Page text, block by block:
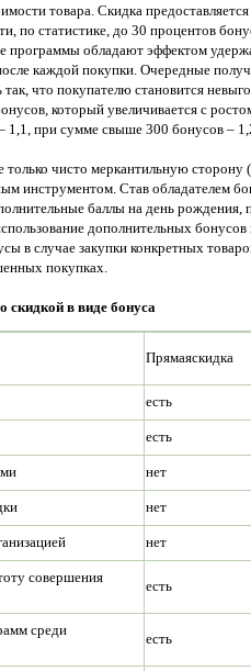
товара. Скидка
по статистике, до 30 процентов
обладают эффектом
каждой покупки. Очередные
так, что покупателю становится
который увеличивается с
1,1, при сумме свыше 300 бонусов –
чисто меркантильную
инструментом. Став обладателем
баллы на день
дополнительных
в случае закупки конкретных
покупках.
скидкой в виде бонуса
Прямаяскидка
есть
есть
нет
нет
нет
совершения
есть
среди
есть